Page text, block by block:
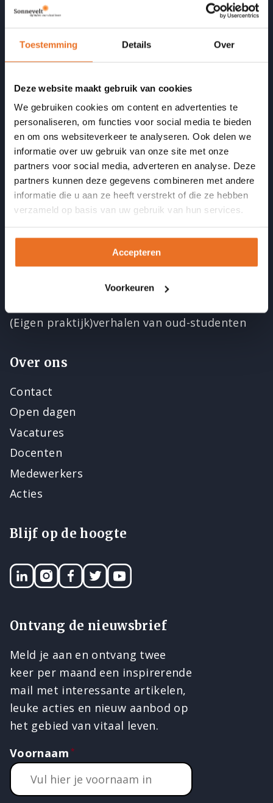
Toestemming Details Over
Deze website maakt gebruik van cookies
We gebruiken cookies om content en advertenties te
personaliseren, om functies voor social media te bieden
en om ons websiteverkeer te analyseren. Ook delen we
informatie over uw gebruik van onze site met onze
partners voor social media, adverteren en analyse. Deze
partners kunnen deze gegevens combineren met andere
informatie die u aan ze heeft verstrekt of die ze hebben
verzameld op basis van uw gebruik van hun services.
Accepteren
Voorkeuren
Incompany
Opgeleide coaches
Informatie
Veelgestelde vragen
Artikelen
Podcast Vitaal door je LEEF-tijd
Opleidingsbudget formulier
Onze kwaliteit
Accreditaties en erkenningen
Beste Opleider van NL
(Eigen praktijk)verhalen van oud-studenten
Over ons
Contact
Open dagen
Vacatures
Docenten
Medewerkers
Acties
Blijf op de hoogte
LinkedINInstagram
Facebook
TwitterYouTube
Ontvang de nieuwsbrief
Meld je aan en ontvang twee
keer per maand een inspirerende
mail met interessante artikelen,
leuke acties en nieuw aanbod op
het gebied van vitaal leven.
Voornaam